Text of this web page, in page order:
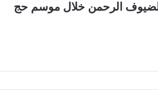
لضيوف الرحمن خلال موسم حج